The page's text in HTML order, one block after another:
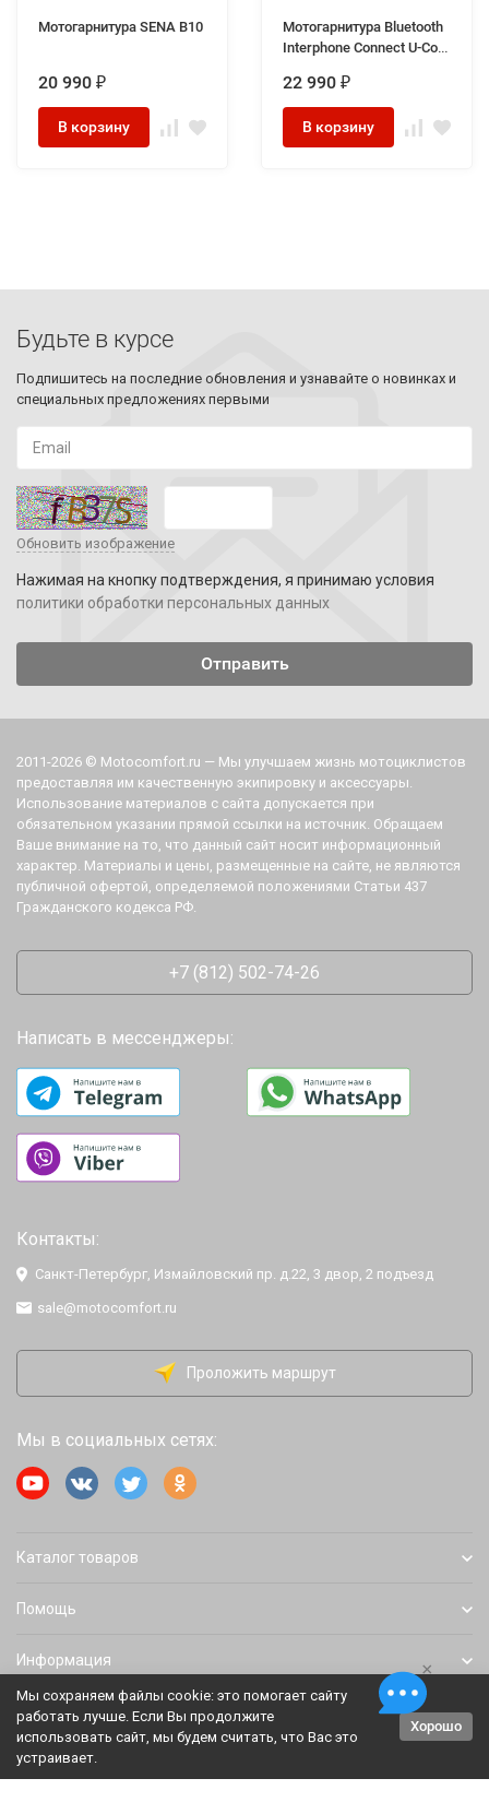
Мотогарнитура SENA B10
20 990 ₽
В корзину
Мотогарнитура Bluetooth
Interphone Connect U-Com
22 990 ₽
В корзину
Будьте в курсе
Подпишитесь на последние обновления и узнавайте о новинках и
специальных предложениях первыми
Обновить изображение
Нажимая на кнопку подтверждения, я принимаю условия
политики обработки персональных данных
2011-2026 © Motocomfort.ru — Мы улучшаем жизнь мотоциклистов
предоставляя им качественную экипировку и аксессуары.
Использование материалов с сайта допускается при
обязательном указании прямой ссылки на источник. Обращаем
Ваше внимание на то, что данный сайт носит информационный
характер. Материалы и цены, размещенные на сайте, не являются
публичной офертой, определяемой положениями Статьи 437
Гражданского кодекса РФ.
+7 (812) 502-74-26
Написать в мессенджеры:
Контакты:
Санкт-Петербург, Измайловский пр. д.22, 3 двор, 2 подъезд
sale@motocomfort.ru
Проложить маршрут
Мы в социальных сетях:
Каталог товаров
Помощь
Информация
Политика персональных данных
Мы сохраняем файлы cookie: это помогает сайту
работать лучше. Если Вы продолжите
использовать сайт, мы будем считать, что Вас это
устраивает.
Хорошо
×